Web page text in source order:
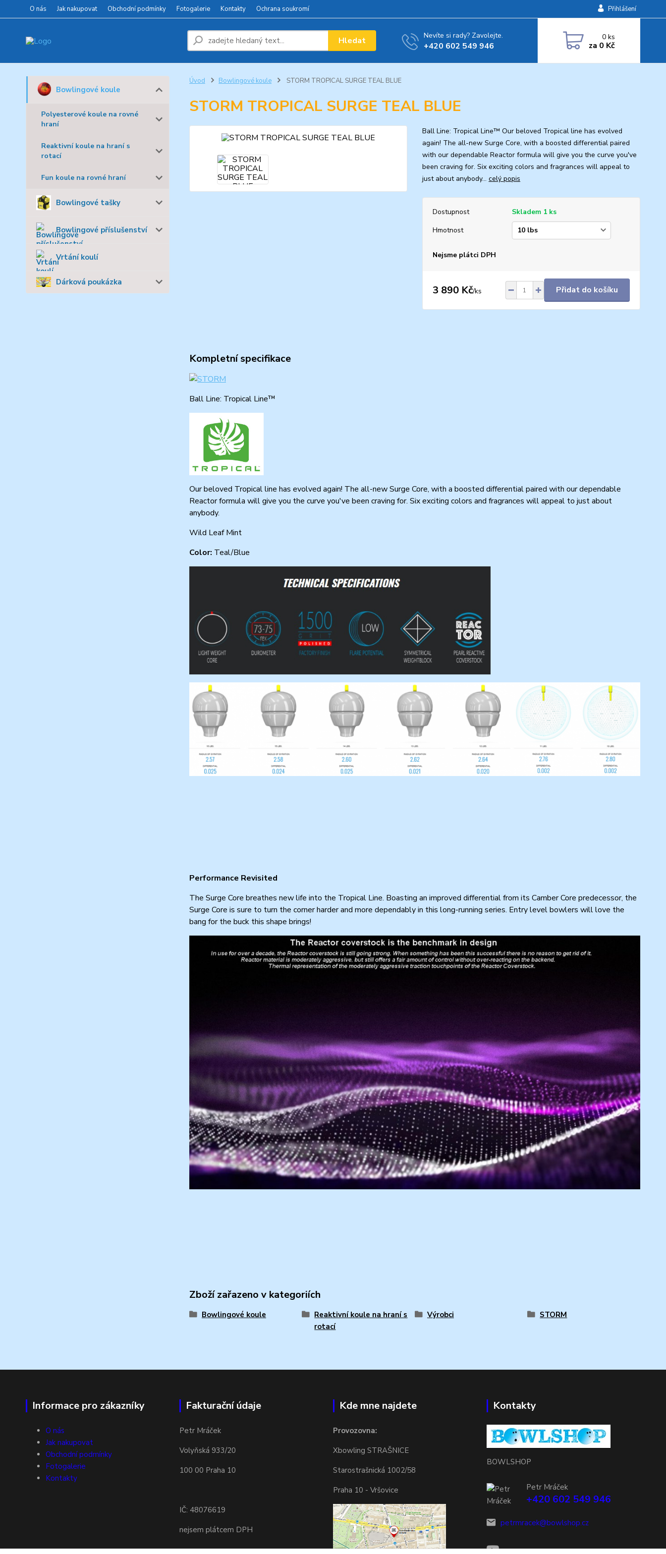
O nás Jak nakupovat Obchodní podmínky Fotogalerie Kontakty Ochrana soukromí Přihlášení
Hledat Nevíte si rady? Zavolejte.
+420 602 549 946
0ks
za 0 Kč
Bowlingové koule
Polyesterové koule na rovné
hraní
Reaktivní koule na hraní s
rotací
Fun koule na rovné hraní
Bowlingové tašky
Bowlingové příslušenství
Vrtání koulí
Dárková poukázka
Úvod Bowlingové koule STORM TROPICAL SURGE TEAL BLUE
STORM TROPICAL SURGE TEAL BLUE
Ball Line: Tropical Line™ Our beloved Tropical line has evolved
again! The all-new Surge Core, with a boosted differential paired
with our dependable Reactor formula will give you the curve you've
been craving for. Six exciting colors and fragrances will appeal to
just about anybody... celý popis
Dostupnost
Skladem 1 ks
Hmotnost
Nejsme plátci DPH
3 890 Kč/ks Přidat do košíku
Kompletní specifikace
Ball Line: Tropical Line™
Our beloved Tropical line has evolved again! The all-new Surge Core, with a boosted differential paired with our dependable
Reactor formula will give you the curve you've been craving for. Six exciting colors and fragrances will appeal to just about
anybody.
Wild Leaf Mint
Color: Teal/Blue
Performance Revisited
The Surge Core breathes new life into the Tropical Line. Boasting an improved differential from its Camber Core predecessor, the
Surge Core is sure to turn the corner harder and more dependably in this long-running series. Entry level bowlers will love the
bang for the buck this shape brings!
Zboží zařazeno v kategoriích
Bowlingové koule
Reaktivní koule na hraní s
rotací
Výrobci STORM
Informace pro zákazníky
O nás
Jak nakupovat
Obchodní podmínky
Fotogalerie
Kontakty
Fakturační údaje
Petr Mráček
Volyňská 933/20
100 00 Praha 10
IČ: 48076619
nejsem plátcem DPH
Kde mne najdete
Provozovna:
Xbowling STRAŠNICE
Starostrašnická 1002/58
Praha 10 - Vršovice
Kontakty
BOWLSHOP
Petr Mráček
+420 602 549 946
petrmracek@bowlshop.cz